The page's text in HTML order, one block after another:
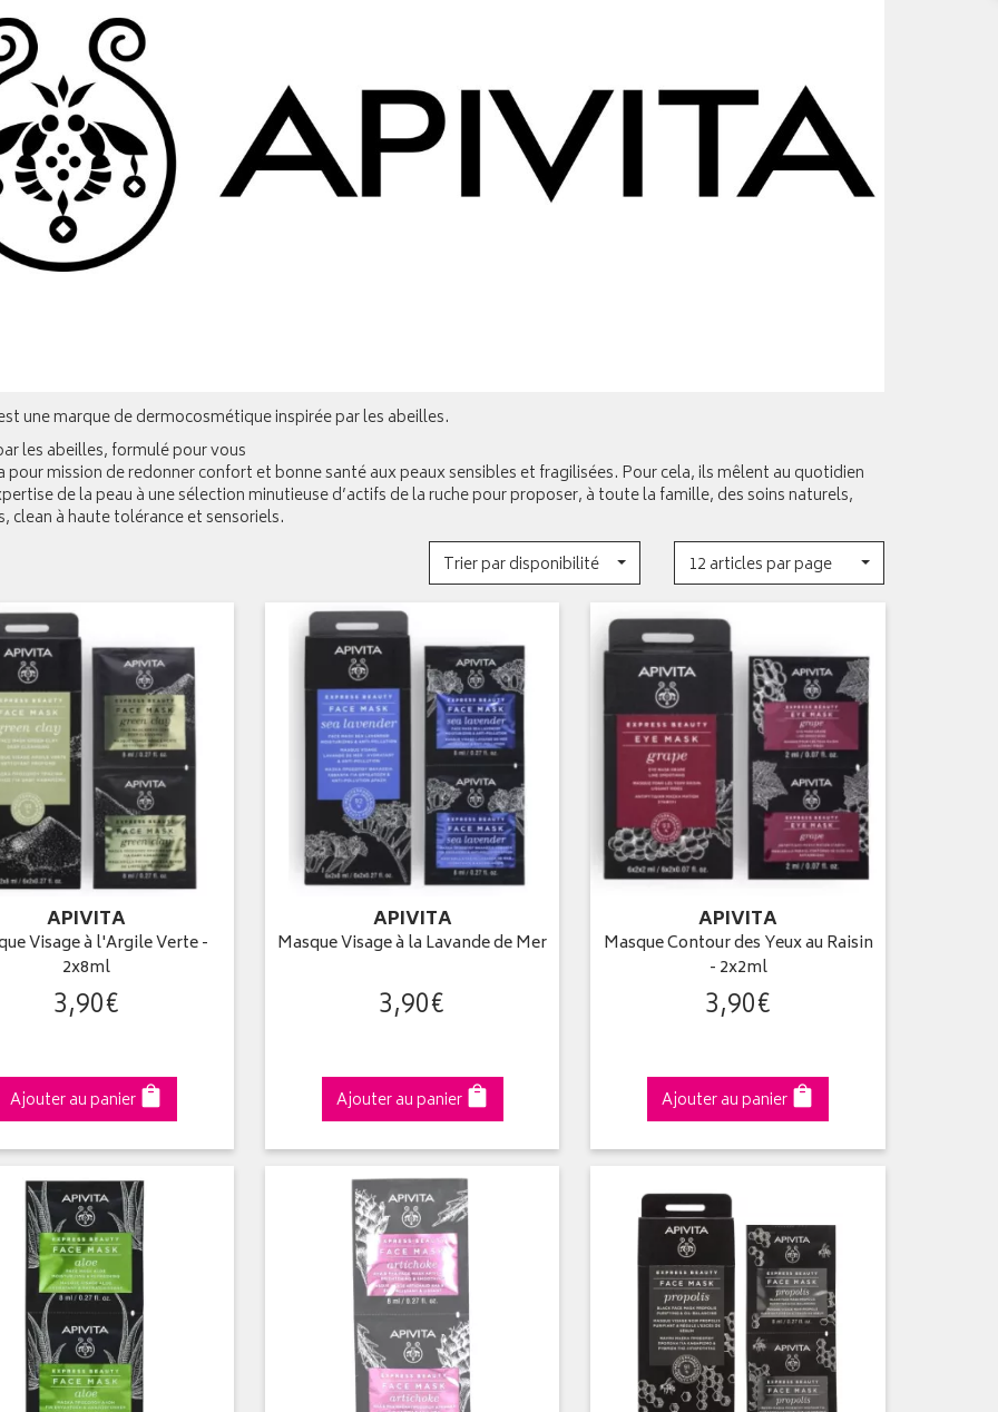
une marque de dermocosmétique inspirée par les abeilles.
les abeilles, formulé pour vous
pour mission de redonner confort et bonne santé aux peaux sensibles et fragilisées. Pour cela, ils mêlent au quotidien
de la peau à une sélection minutieuse d’actifs de la ruche pour proposer, à toute la famille, des soins naturels,
clean à haute tolérance et sensoriels.
Trier par disponibilité
12 articles par page
APIVITA
Visage à l'Argile Verte -
2x8ml
3,90€
Ajouter au panier
APIVITA
Masque Visage à la Lavande de Mer
3,90€
Ajouter au panier
APIVITA
Masque Contour des Yeux au Raisin
- 2x2ml
3,90€
Ajouter au panier